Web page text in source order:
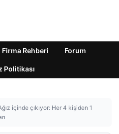
Firma Rehberi Forum
Politikası
içinde çıkıyor: Her 4 kişiden 1